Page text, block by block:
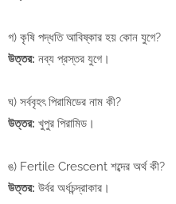
গ) কৃষি পদ্ধতি আবিষ্কার হয় কোন যুগে?
উত্তর: নব্য প্রস্তর যুগে।
ঘ) সর্ববৃহৎ পিরামিডের নাম কী?
উত্তর: খুপুর পিরামিড।
ঙ) Fertile Crescent শব্দের অর্থ কী?
উত্তর: উর্বর অর্ধচন্দ্রাকার।